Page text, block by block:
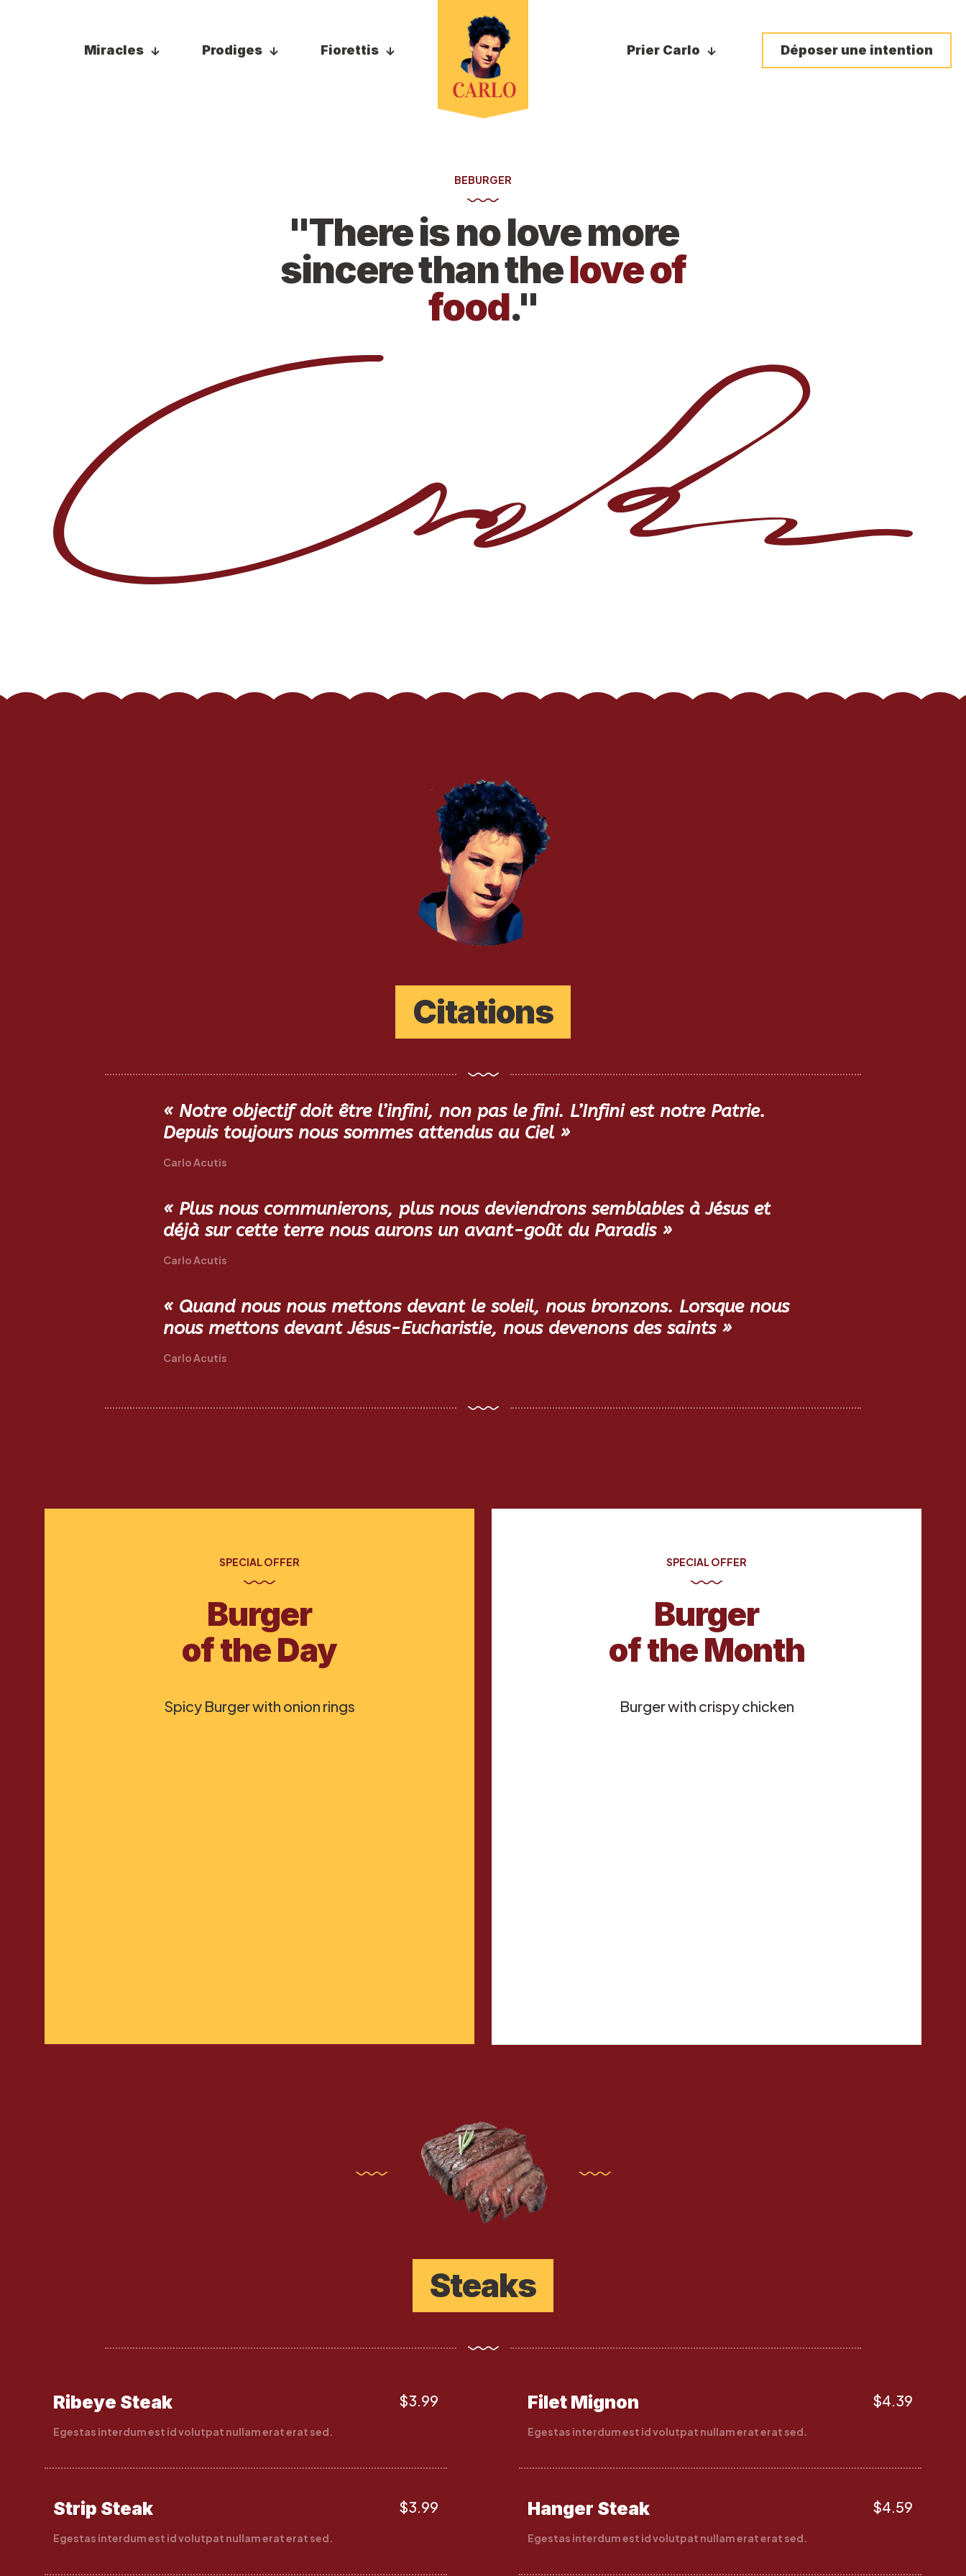
Miracles Prodiges Fiorettis Prier Carlo Déposer une intention
BEBURGER
"There is no love more
sincere than thelove of
food."
Citations
« Notre objectif doit être l’infini, non pas le fini. L’Infini est notre Patrie.
Depuis toujours nous sommes attendus au Ciel »
Carlo Acutis
« Plus nous communierons, plus nous deviendrons semblables à Jésus et
déjà sur cette terre nous aurons un avant-goût du Paradis »
Carlo Acutis
« Quand nous nous mettons devant le soleil, nous bronzons. Lorsque nous
nous mettons devant Jésus-Eucharistie, nous devenons des saints »
Carlo Acutis
SPECIAL OFFER
Burger
of the Day
Spicy Burger with onion rings
SPECIAL OFFER
Burger
of the Month
Burger with crispy chicken
Steaks
Ribeye Steak $3.99
Egestas interdum est id volutpat nullam erat erat sed.
Filet Mignon $4.39
Egestas interdum est id volutpat nullam erat erat sed.
Strip Steak $3.99
Egestas interdum est id volutpat nullam erat erat sed.
Hanger Steak $4.59
Egestas interdum est id volutpat nullam erat erat sed.